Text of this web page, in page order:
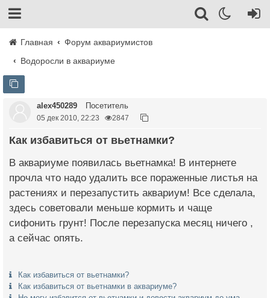
Главная
Форум аквариумистов
Водоросли в аквариуме
alex450289 Посетитель
05 дек 2010, 22:23 2847
Как избавиться от вьетнамки?
В аквариуме появилась вьетнамка! В интернете
прочла что надо удалить все пораженные листья на
растениях и перезапустить аквариум! Все сделала,
здесь советовали меньше кормить и чаще
сифонить грунт! После перезапуска месяц ничего ,
а сейчас опять.
Как избавиться от вьетнамки?
Как избавиться от вьетнамки в аквариуме?